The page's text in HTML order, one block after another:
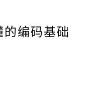
编码基础